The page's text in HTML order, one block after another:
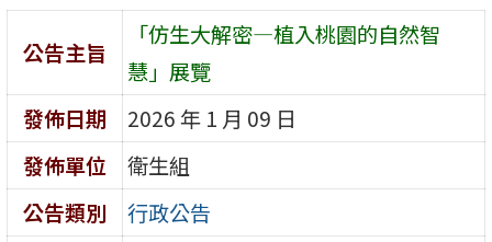
公告主旨
「仿生大解密—植入桃園的自然智
慧」展覽
發佈日期
2026 年 1 月 09 日
發佈單位
衛生組
公告類別
行政公告